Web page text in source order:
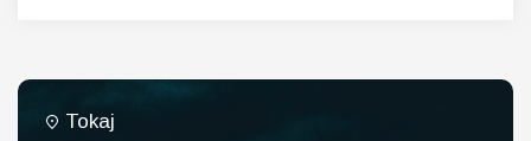
Tokaj